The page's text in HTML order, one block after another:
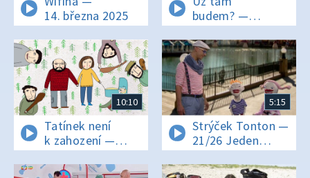
14. března 2025
budem? —
17. května 2019
10:10
Tatínek není
k zahození —
5/15 Tatínek
a loupežníci
5:15
Strýček Tonton —
21/26 Jeden
lístek, prosím